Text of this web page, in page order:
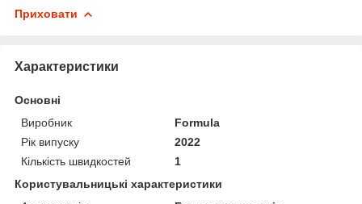
Приховати
Характеристики
Основні
Виробник
Formula
Рік випуску
2022
Кількість швидкостей
1
Користувальницькі характеристики